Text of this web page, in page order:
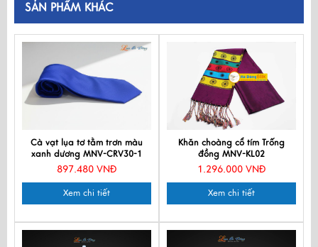
SẢN PHẨM KHÁC
Cà vạt lụa tơ tằm trơn màu
xanh dương MNV-CRV30-1
897.480 VNĐ
Xem chi tiết
Khăn choàng cổ tím Trống
đồng MNV-KL02
1.296.000 VNĐ
Xem chi tiết